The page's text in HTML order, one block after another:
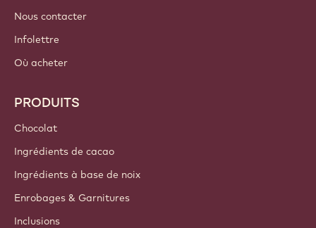
Nous contacter
Infolettre
Où acheter
PRODUITS
Chocolat
Ingrédients de cacao
Ingrédients à base de noix
Enrobages & Garnitures
Inclusions